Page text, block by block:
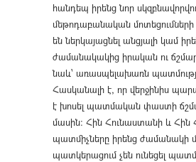
հանդեպ իրենց նոր
մեթոդաբանական մոտեցումների
են ներկայացնել անցյալի կամ
ժամանակակից իրական ու
նաև՝ առասպելախառն
Հասկանալի է, որ վերջինիս
է խոսել պատմական փաստի
մասին: Հին Հունաստանի և Հին
պատմիչները իրենց ժամանակի
պատկերացում չեն ունեցել